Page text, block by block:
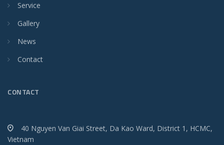
Service
Gallery
News
Contact
CONTACT
40 Nguyen Van Giai Street, Da Kao Ward, District 1, HCMC,
Vietnam